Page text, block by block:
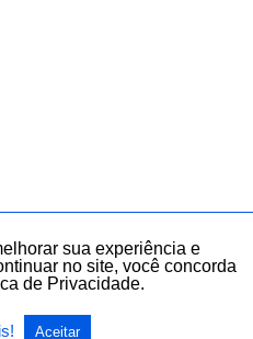
sua experiência e
no site, você concorda
de Privacidade.
Aceitar